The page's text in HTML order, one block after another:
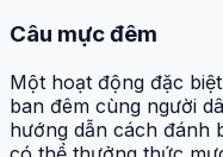
Câu mực đêm
Một hoạt động đặc
ban đêm cùng người
hướng dẫn cách đánh